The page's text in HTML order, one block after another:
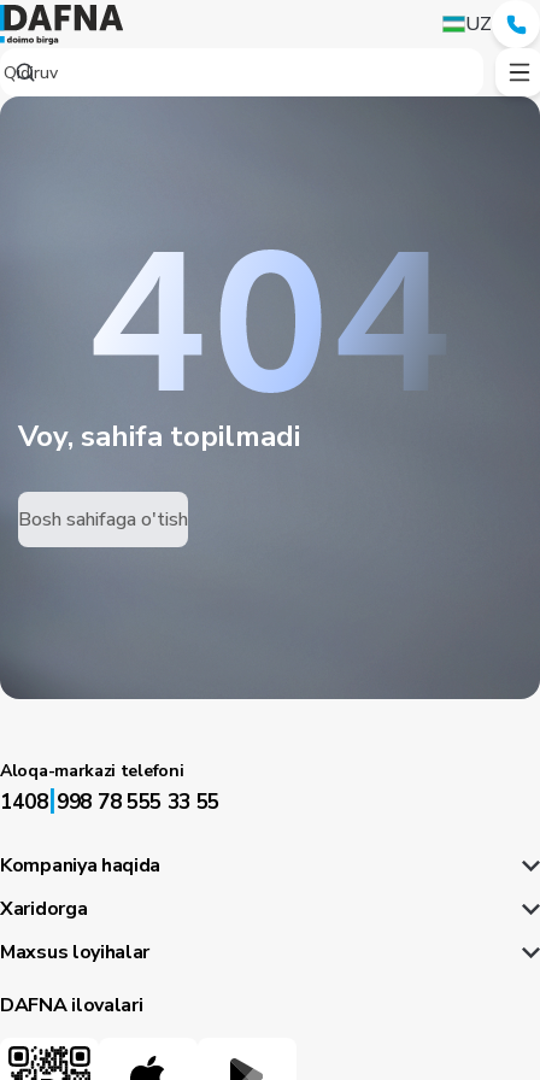
UZ
Voy, sahifa topilmadi
Bosh sahifaga o'tish
Aloqa-markazi telefoni
1408|998 78 555 33 55
Kompaniya haqida
Xaridorga
Maxsus loyihalar
DAFNA ilovalari